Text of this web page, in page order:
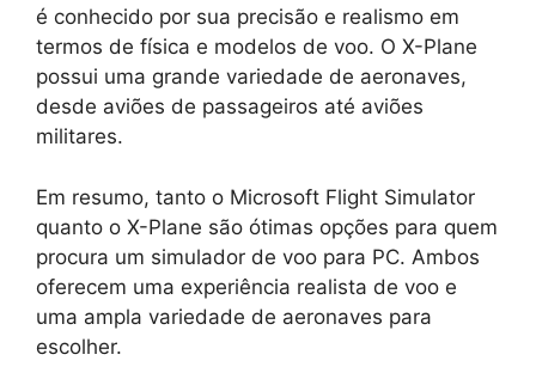
é conhecido por sua precisão e realismo em
termos de física e modelos de voo. O X-Plane
possui uma grande variedade de aeronaves,
desde aviões de passageiros até aviões
militares.
Em resumo, tanto o Microsoft Flight Simulator
quanto o X-Plane são ótimas opções para quem
procura um simulador de voo para PC. Ambos
oferecem uma experiência realista de voo e
uma ampla variedade de aeronaves para
escolher.